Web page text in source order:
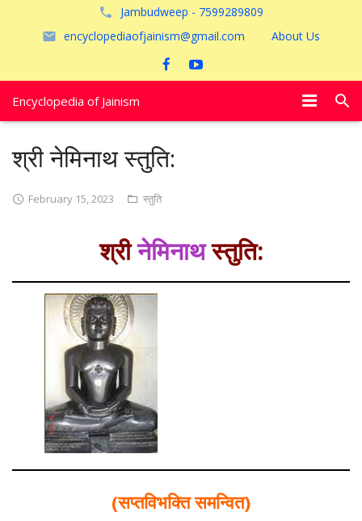
Jambudweep - 7599289809
encyclopediaofjainism@gmail.com
About Us
Encyclopedia of Jainism
पूजायें
श्री नेमिनाथ स्तुति:
February 15, 2023 स्तुति
श्रीनेमिनाथस्तुति:
(सप्तविभक्ति समन्वित)